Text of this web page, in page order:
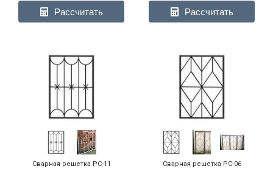
Рассчитать Рассчитать
Сварная решетка РС-11 Сварная решетка РС-06